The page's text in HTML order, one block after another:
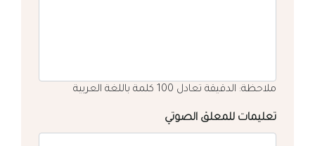
ملاحظة: الدقيقة تعادل 100 كلمة باللغة العربية
تعليمات للمعلق الصوتي